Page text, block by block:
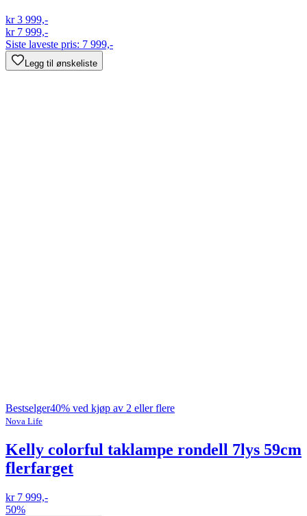
kr 3 999,-
kr 7 999,-
Siste laveste pris: 7 999,-
Legg til ønskeliste
Bestselger40% ved kjøp av 2 eller flere
Nova Life
Kelly colorful taklampe rondell 7lys 59cm
flerfarget
kr 7 999,-
50%